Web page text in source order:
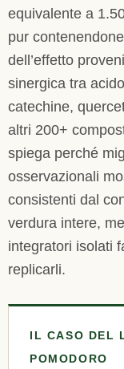
equivalente a
pur
dell’effetto
sinergica tra
catechine,
altri 200+
spiega perché
osservazionali
consistenti dal
verdura intere,
integratori isolati
replicarli.
IL CASO DEL
POMODORO